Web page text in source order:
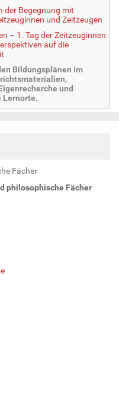
der Begegnung mit
und Zeitzeugen
– 1. Tag der Zeitzeuginnen
auf die
Bildungsplänen im
und
Lernorte.
Fächer
philosophische Fächer